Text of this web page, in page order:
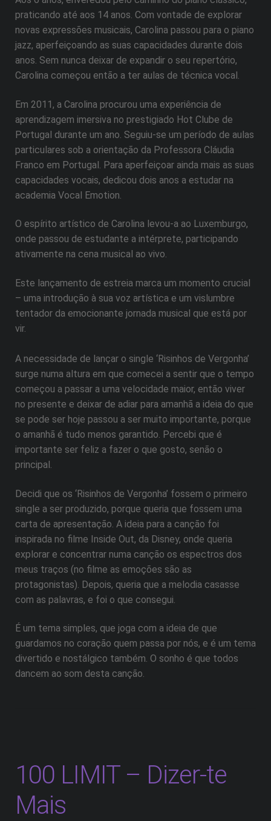
praticando até aos 14 anos. Com vontade de explorar
novas expressões musicais, Carolina passou para o piano
jazz, aperfeiçoando as suas capacidades durante dois
anos. Sem nunca deixar de expandir o seu repertório,
Carolina começou então a ter aulas de técnica vocal.
Em 2011, a Carolina procurou uma experiência de
aprendizagem imersiva no prestigiado Hot Clube de
Portugal durante um ano. Seguiu-se um período de aulas
particulares sob a orientação da Professora Cláudia
Franco em Portugal. Para aperfeiçoar ainda mais as suas
capacidades vocais, dedicou dois anos a estudar na
academia Vocal Emotion.
O espírito artístico de Carolina levou-a ao Luxemburgo,
onde passou de estudante a intérprete, participando
ativamente na cena musical ao vivo.
Este lançamento de estreia marca um momento crucial
– uma introdução à sua voz artística e um vislumbre
tentador da emocionante jornada musical que está por
vir.
A necessidade de lançar o single ‘Risinhos de Vergonha’
surge numa altura em que comecei a sentir que o tempo
começou a passar a uma velocidade maior, então viver
no presente e deixar de adiar para amanhã a ideia do que
se pode ser hoje passou a ser muito importante, porque
o amanhã é tudo menos garantido. Percebi que é
importante ser feliz a fazer o que gosto, senão o
principal.
Decidi que os ‘Risinhos de Vergonha’ fossem o primeiro
single a ser produzido, porque queria que fossem uma
carta de apresentação. A ideia para a canção foi
inspirada no filme Inside Out, da Disney, onde queria
explorar e concentrar numa canção os espectros dos
meus traços (no filme as emoções são as
protagonistas). Depois, queria que a melodia casasse
com as palavras, e foi o que consegui.
É um tema simples, que joga com a ideia de que
guardamos no coração quem passa por nós, e é um tema
divertido e nostálgico também. O sonho é que todos
dancem ao som desta canção.
100 LIMIT – Dizer-te
Mais